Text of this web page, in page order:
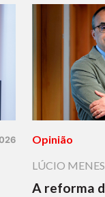
Opinião
LÚCIO
A reforma